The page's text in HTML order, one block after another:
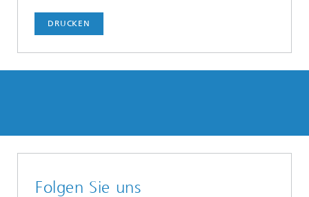
DRUCKEN
Folgen Sie uns